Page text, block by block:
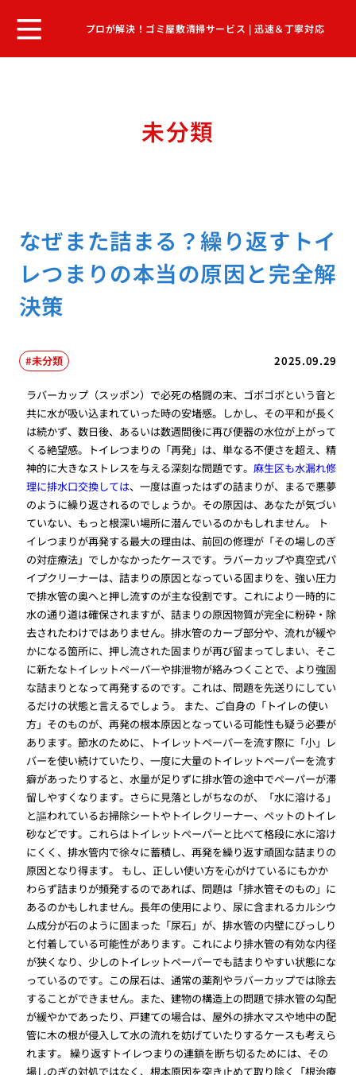
プロが解決！ゴミ屋敷清掃サービス | 迅速＆丁寧対応
未分類
なぜまた詰まる？繰り返すトイ
レつまりの本当の原因と完全解
決策
2025.09.29
未分類
ラバーカップ（スッポン）で必死の格闘の末、ゴボゴボという音と
共に水が吸い込まれていった時の安堵感。しかし、その平和が長く
は続かず、数日後、あるいは数週間後に再び便器の水位が上がって
くる絶望感。トイレつまりの「再発」は、単なる不便さを超え、精
神的に大きなストレスを与える深刻な問題です。 麻生区も水漏れ修
理に排水口交換しては、一度は直ったはずの詰まりが、まるで悪夢
のように繰り返されるのでしょうか。その原因は、あなたが気づい
ていない、もっと根深い場所に潜んでいるのかもしれません。 ト
イレつまりが再発する最大の理由は、前回の修理が「その場しのぎ
の対症療法」でしかなかったケースです。ラバーカップや真空式パ
イプクリーナーは、詰まりの原因となっている固まりを、強い圧力
で排水管の奥へと押し流すのが主な役割です。これにより一時的に
水の通り道は確保されますが、詰まりの原因物質が完全に粉砕・除
去されたわけではありません。排水管のカーブ部分や、流れが緩や
かになる箇所に、押し流された固まりが再び留まってしまい、そこ
に新たなトイレットペーパーや排泄物が絡みつくことで、より強固
な詰まりとなって再発するのです。これは、問題を先送りにしてい
るだけの状態と言えるでしょう。 また、ご自身の「トイレの使い
方」そのものが、再発の根本原因となっている可能性も疑う必要が
あります。節水のために、トイレットペーパーを流す際に「小」レ
バーを使い続けていたり、一度に大量のトイレットペーパーを流す
癖があったりすると、水量が足りずに排水管の途中でペーパーが滞
留しやすくなります。さらに見落としがちなのが、「水に溶ける」
と謳われているお掃除シートやトイレクリーナー、ペットのトイレ
砂などです。これらはトイレットペーパーと比べて格段に水に溶け
にくく、排水管内で徐々に蓄積し、再発を繰り返す頑固な詰まりの
原因となり得ます。 もし、正しい使い方を心がけているにもかか
わらず詰まりが頻発するのであれば、問題は「排水管そのもの」に
あるのかもしれません。長年の使用により、尿に含まれるカルシウ
ム成分が石のように固まった「尿石」が、排水管の内壁にびっしり
と付着している可能性があります。これにより排水管の有効な内径
が狭くなり、少しのトイレットペーパーでも詰まりやすい状態にな
っているのです。この尿石は、通常の薬剤やラバーカップでは除去
することができません。また、建物の構造上の問題で排水管の勾配
が緩やかであったり、戸建ての場合は、屋外の排水マスや地中の配
管に木の根が侵入して水の流れを妨げていたりするケースも考えら
れます。 繰り返すトイレつまりの連鎖を断ち切るためには、その
場しのぎの対処ではなく、根本原因を突き止めて取り除く「根治療